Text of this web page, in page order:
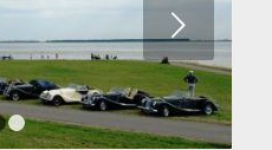
1 2